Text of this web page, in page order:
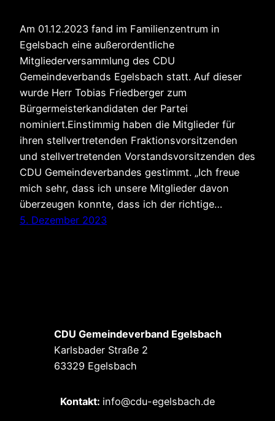
Am 01.12.2023 fand im Familienzentrum in
Egelsbach eine außerordentliche
Mitgliederversammlung des CDU
Gemeindeverbands Egelsbach statt. Auf dieser
wurde Herr Tobias Friedberger zum
Bürgermeisterkandidaten der Partei
nominiert.Einstimmig haben die Mitglieder für
ihren stellvertretenden Fraktionsvorsitzenden
und stellvertretenden Vorstandsvorsitzenden des
CDU Gemeindeverbandes gestimmt. „Ich freue
mich sehr, dass ich unsere Mitglieder davon
überzeugen konnte, dass ich der richtige…
5. Dezember 2023
CDU Gemeindeverband Egelsbach
Karlsbader Straße 2
63329 Egelsbach
Kontakt: info@cdu-egelsbach.de